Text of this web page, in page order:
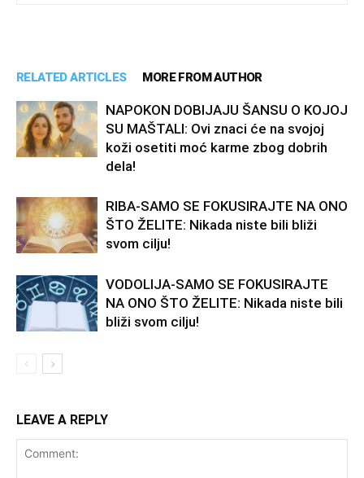
RELATED ARTICLES MORE FROM AUTHOR
NAPOKON DOBIJAJU ŠANSU O KOJOJ
SU MAŠTALI: Ovi znaci će na svojoj
koži osetiti moć karme zbog dobrih
dela!
RIBA-SAMO SE FOKUSIRAJTE NA ONO
ŠTO ŽELITE: Nikada niste bili bliži
svom cilju!
VODOLIJA-SAMO SE FOKUSIRAJTE
NA ONO ŠTO ŽELITE: Nikada niste bili
bliži svom cilju!
LEAVE A REPLY